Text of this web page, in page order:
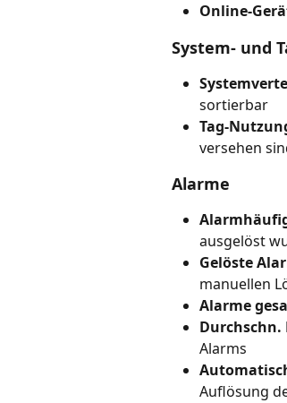
Online-
System- und
sortierbar
Tag-
versehen
Alarme
ausgelöst
Gelöste
manuellen
Alarme
Durchschn.
Alarms
Auflösung